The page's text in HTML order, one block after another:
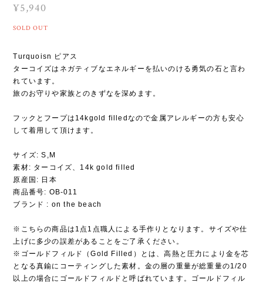
¥5,940
SOLD OUT
Turquoisn ピアス
ターコイズはネガティブなエネルギーを払いのける勇気の石と言わ
れています。
旅のお守りや家族とのきずなを深めます。
フックとフープは14kgold filledなので金属アレルギーの方も安心
して着用して頂けます。
サイズ: S,M
素材: ターコイズ、14k gold filled
原産国: 日本
商品番号: OB-011
ブランド : on the beach
※こちらの商品は1点1点職人による手作りとなります。サイズや仕
上げに多少の誤差があることをご了承ください。
※ゴールドフィルド（Gold Filled）とは、高熱と圧力により金を芯
となる真鍮にコーティングした素材。金の層の重量が総重量の1/20
以上の場合にゴールドフィルドと呼ばれています。ゴールドフィル